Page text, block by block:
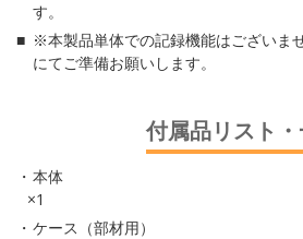
す。
※本製品単体での記録機能はございま
にてご準備お願いします。
付属品リスト
本体
×1
ケース（部材用）